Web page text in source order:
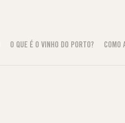
O QUE É O VINHO DO PORTO? COMO